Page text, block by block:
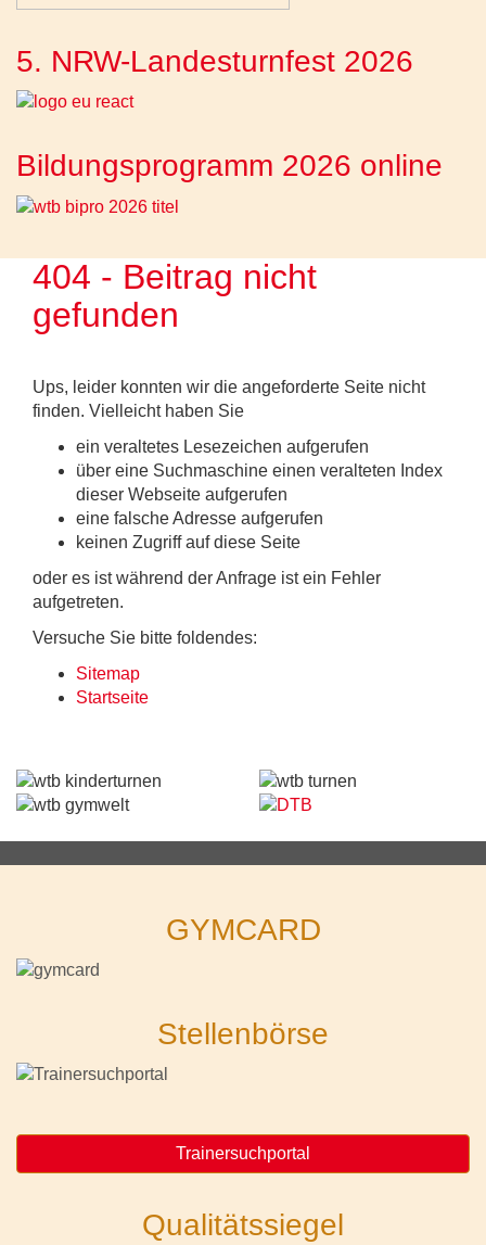
5. NRW-Landesturnfest 2026
Bildungsprogramm 2026 online
404 - Beitrag nicht
gefunden
Ups, leider konnten wir die angeforderte Seite nicht
finden. Vielleicht haben Sie
ein veraltetes Lesezeichen aufgerufen
über eine Suchmaschine einen veralteten Index
dieser Webseite aufgerufen
eine falsche Adresse aufgerufen
keinen Zugriff auf diese Seite
oder es ist während der Anfrage ist ein Fehler
aufgetreten.
Versuche Sie bitte foldendes:
Sitemap
Startseite
GYMCARD
Stellenbörse
Trainersuchportal
Qualitätssiegel